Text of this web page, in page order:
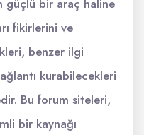
güçlü bir araç haline
fikirlerini ve
benzer ilgi
kurabilecekleri
Bu forum siteleri,
bir kaynağı